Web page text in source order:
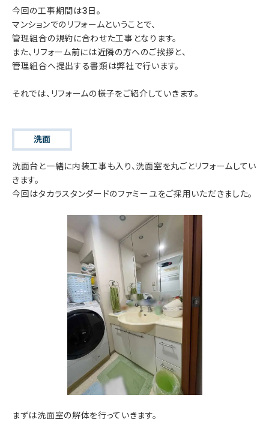
今回の工事期間は3日。
マンションでのリフォームということで、
管理組合の規約に合わせた工事となります。
また、リフォーム前には近隣の方へのご挨拶と、
管理組合へ提出する書類は弊社で行います。
それでは、リフォームの様子をご紹介していきます。
洗面
洗面台と一緒に内装工事も入り、洗面室を丸ごとリフォームしてい
きます。
今回はタカラスタンダードのファミーユをご採用いただきました。
まずは洗面室の解体を行っていきます。